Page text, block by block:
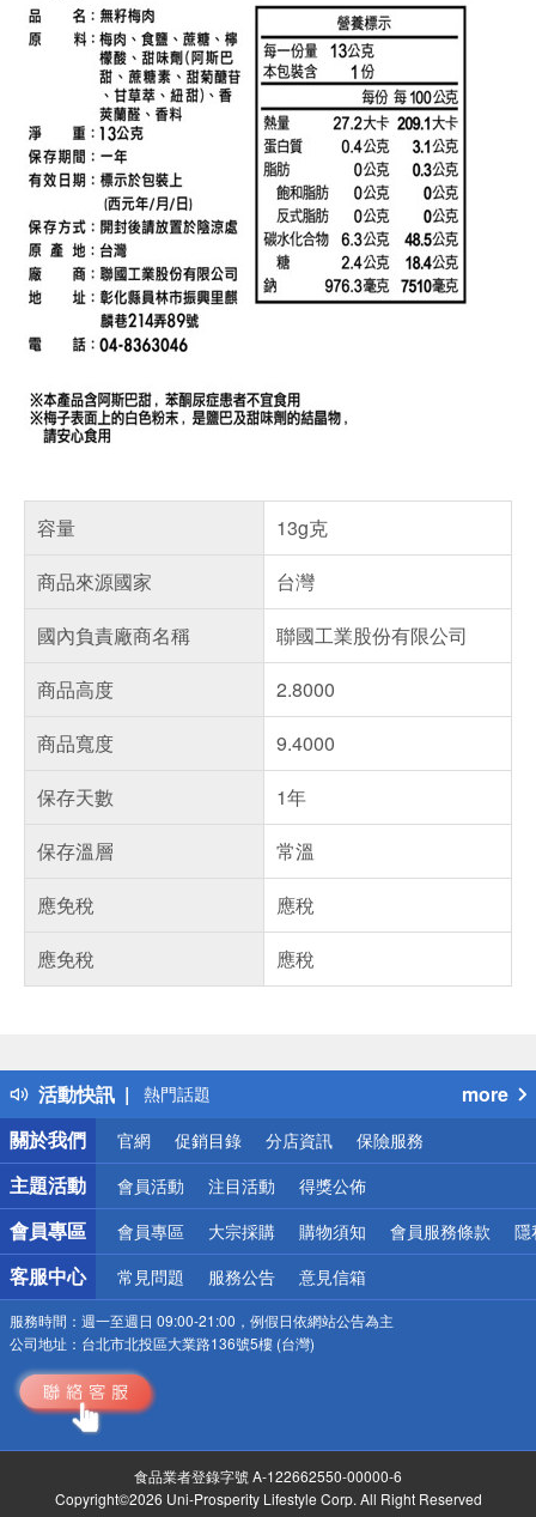
容量
13g克
商品來源國家
台灣
國內負責廠商名稱
聯國工業股份有限公司
商品高度
2.8000
商品寬度
9.4000
保存天數
1年
保存溫層
常溫
應免稅
應稅
應免稅
應稅
活動快訊
得獎公告
熱門話題
銀行優惠
偏遠地區配送
詐騙網頁！請小心！
more
關於我們
官網 促銷目錄 分店資訊 保險服務
主題活動 會員活動 注目活動 得獎公佈
會員專區 會員專區 大宗採購 購物須知 會員服務條款 隱
客服中心 常見問題 服務公告 意見信箱
服務時間： 週一至週日 09:00-21:00，例假日依網站公告為主
公司地址： 台北市北投區大業路136號5樓 (台灣)
食品業者登錄字號 A-122662550-00000-6
Copyright©2026 Uni-Prosperity Lifestyle Corp. All Right Reserved